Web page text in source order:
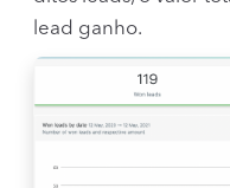
lead ganho.